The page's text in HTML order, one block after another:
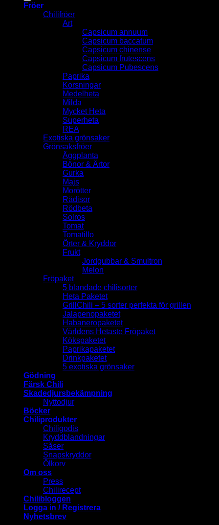
Fröer
Chilifröer
Art
Capsicum annuum
Capsicum baccatum
Capsicum chinense
Capsicum frutescens
Capsicum Pubescens
Paprika
Korsningar
Medelheta
Milda
Mycket Heta
Superheta
REA
Exotiska grönsaker
Grönsaksfröer
Äggplanta
Bönor & Ärtor
Gurka
Majs
Morötter
Rädisor
Rödbeta
Solros
Tomat
Tomatillo
Örter & Kryddor
Frukt
Jordgubbar & Smultron
Melon
Fröpaket
5 blandade chilisorter
Heta Paketet
GrillChili – 5 sorter perfekta för grillen
Jalapenopaketet
Habaneropaketet
Världens Hetaste Fröpaket
Kökspaketet
Paprikapaketet
Drinkpaketet
5 exotiska grönsaker
Gödning
Färsk Chili
Skadedjursbekämpning
Nyttodjur
Böcker
Chiliprodukter
Chiligodis
Kryddblandningar
Såser
Snapskryddor
Ölkorv
Om oss
Press
Chilirecept
Chilibloggen
Logga in / Registrera
Nyhetsbrev